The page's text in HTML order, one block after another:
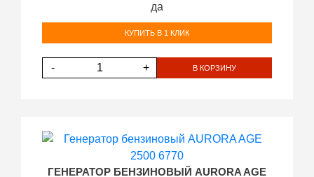
да
КУПИТЬ В 1 КЛИК
- + В КОРЗИНУ
ГЕНЕРАТОР БЕНЗИНОВЫЙ AURORA AGE